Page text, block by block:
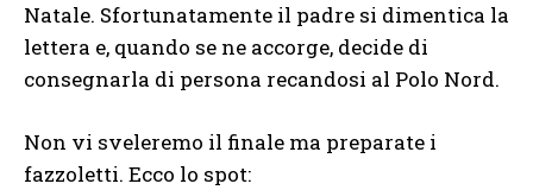
Natale. Sfortunatamente il padre si dimentica la
lettera e, quando se ne accorge, decide di
consegnarla di persona recandosi al Polo Nord.
Non vi sveleremo il finale ma preparate i
fazzoletti. Ecco lo spot: